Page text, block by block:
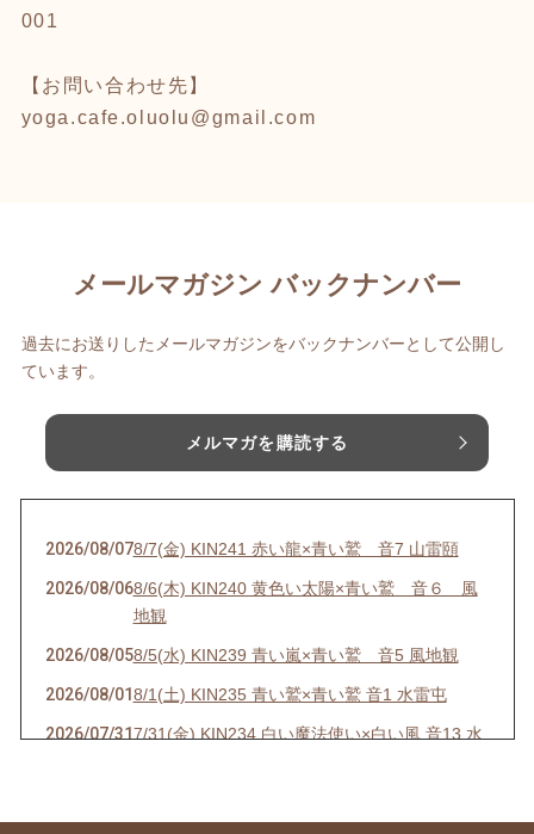
001
【お問い合わせ先】
yoga.cafe.oluolu@gmail.com
メールマガジン バックナンバー
過去にお送りしたメールマガジンをバックナンバーとして公開し
ています。
メルマガを購読する
2026/08/078/7(金) KIN241 赤い龍×青い鷲 音7 山雷頤
2026/08/068/6(木) KIN240 黄色い太陽×青い鷲 音６ 風
地観
2026/08/058/5(水) KIN239 青い嵐×青い鷲 音5 風地観
2026/08/018/1(土) KIN235 青い鷲×青い鷲 音1 水雷屯
2026/07/317/31(金) KIN234 白い魔法使い×白い風 音13 水
雷屯